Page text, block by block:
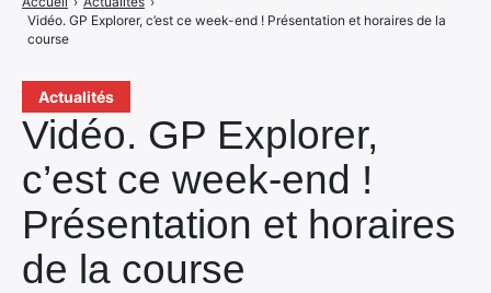
Actualités
Vidéo. GP Explorer,
c’est ce week-end !
Présentation et horaires
de la course
Vidéo. GP Explorer, c’est ce week-end ! Présentation et horaires de la
course